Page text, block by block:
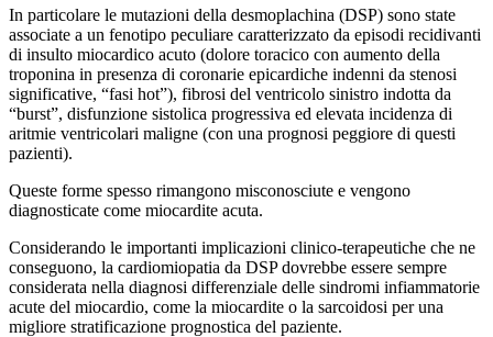
In particolare le mutazioni della desmoplachina (DSP) sono state
associate a un fenotipo peculiare caratterizzato da episodi recidivanti
di insulto miocardico acuto (dolore toracico con aumento della
troponina in presenza di coronarie epicardiche indenni da stenosi
significative, “fasi hot”), fibrosi del ventricolo sinistro indotta da
“burst”, disfunzione sistolica progressiva ed elevata incidenza di
aritmie ventricolari maligne (con una prognosi peggiore di questi
pazienti).
Queste forme spesso rimangono misconosciute e vengono
diagnosticate come miocardite acuta.
Considerando le importanti implicazioni clinico-terapeutiche che ne
conseguono, la cardiomiopatia da DSP dovrebbe essere sempre
considerata nella diagnosi differenziale delle sindromi infiammatorie
acute del miocardio, come la miocardite o la sarcoidosi per una
migliore stratificazione prognostica del paziente.